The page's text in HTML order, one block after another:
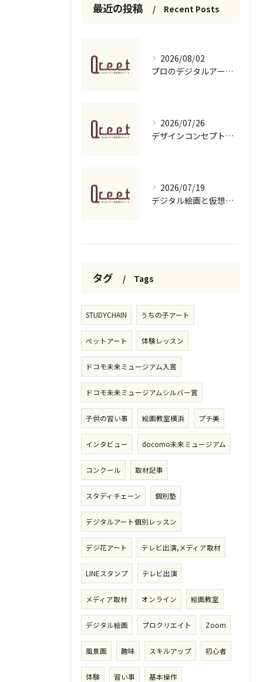
最近の投稿 Recent Posts
2026/08/02
プロのデジタルアートとデジタル絵画の代表作や収益性を初心者目線から徹底解説
2026/07/26
デザインコンセプトとデジタル絵画で魅力を伝える具体策と作成手順
2026/07/19
デジタル絵画と仮想現実で実現するNFTアート収益化と新しい表現空間の歩き方
タグ Tags
STUDYCHAIN うちの子アート
ペットアート 体験レッスン
ドコモ未来ミュージアム入賞
ドコモ未来ミュージアムシルバー賞
子供の習い事 絵画教室横浜 プチ美
インタビュー docomo未来ミュージアム
コンクール 取材記事
スタディチェーン 個別塾
デジタルアート個別レッスン
デジ花アート テレビ出演,メディア取材
LINEスタンプ テレビ出演
メディア取材 オンライン 絵画教室
デジタル絵画 プロクリエイト Zoom
風景画 趣味 スキルアップ 初心者
体験 習い事 基本操作